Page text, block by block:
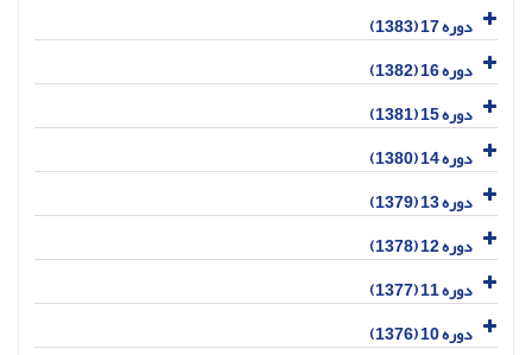
دوره 17 (1383)
دوره 16 (1382)
دوره 15 (1381)
دوره 14 (1380)
دوره 13 (1379)
دوره 12 (1378)
دوره 11 (1377)
دوره 10 (1376)